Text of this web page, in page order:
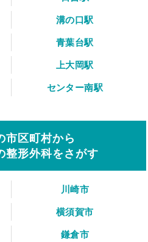
溝の口駅
青葉台駅
上大岡駅
センター南駅
市区町村から
整形外科をさがす
川崎市
横須賀市
鎌倉市